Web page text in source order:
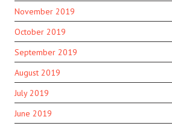
November 2019
October 2019
September 2019
August 2019
July 2019
June 2019